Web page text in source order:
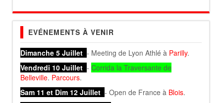
EVÉNEMENTS À VENIR
Dimanche 5 Juillet - Meeting de Lyon Athlé à Parilly.
Vendredi 10 Juillet - Corrida la Traversante de
Belleville. Parcours.
Sam 11 et Dim 12 Juillet - Open de France à Blois.